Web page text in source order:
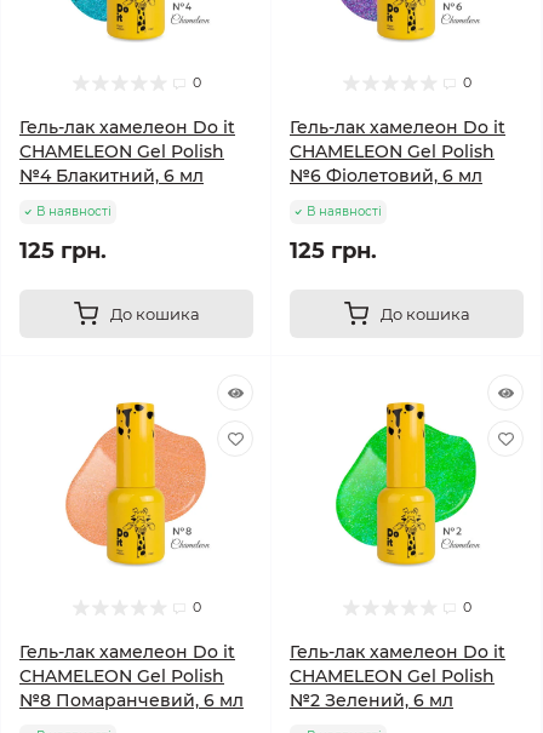
0
Гель-лак хамелеон Do it
CHAMELEON Gel Polish
№4 Блакитний, 6 мл
В наявності
125 грн.
До кошика
0
Гель-лак хамелеон Do it
CHAMELEON Gel Polish
№6 Фіолетовий, 6 мл
В наявності
125 грн.
До кошика
0
Гель-лак хамелеон Do it
CHAMELEON Gel Polish
№8 Помаранчевий, 6 мл
0
Гель-лак хамелеон Do it
CHAMELEON Gel Polish
№2 Зелений, 6 мл